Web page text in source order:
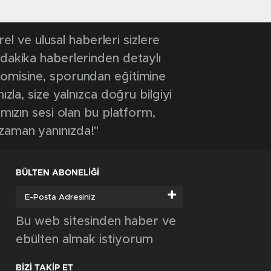
ve ulusal haberleri sizlere
haberlerinden detaylı
sporundan eğitimine
size yalnızca doğru bilgiyi
sesi olan bu platform,
yanınızda!"
BÜLTEN ABONELİĞİ
+
Bu web sitesinden haber ve
ebülten almak istiyorum
BİZİ TAKİP ET